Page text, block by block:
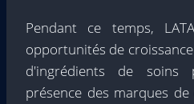
Pendant ce temps,
opportunités de
d'ingrédients de soins
présence des marques